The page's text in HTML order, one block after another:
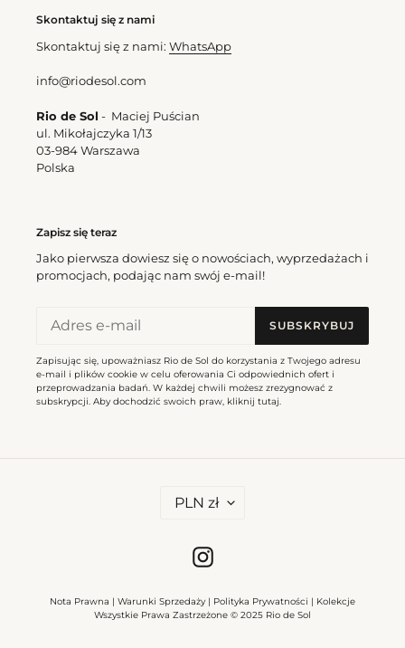
Skontaktuj się z nami
Skontaktuj się z nami: WhatsApp
info@riodesol.com
Rio de Sol - Maciej Puścian
ul. Mikołajczyka 1/13
03-984 Warszawa
Polska
Zapisz się teraz
Jako pierwsza dowiesz się o nowościach, wyprzedażach i
promocjach, podając nam swój e-mail!
SUBSKRYBUJ
Zapisując się, upoważniasz Rio de Sol do korzystania z Twojego adresu
e-mail i plików cookie w celu oferowania Ci odpowiednich ofert i
przeprowadzania badań. W każdej chwili możesz zrezygnować z
subskrypcji. Aby dochodzić swoich praw, kliknij tutaj.
PLN zł
Instagram
Nota Prawna | Warunki Sprzedaży | Polityka Prywatności | Kolekcje
Wszystkie Prawa Zastrzeżone © 2025 Rio de Sol